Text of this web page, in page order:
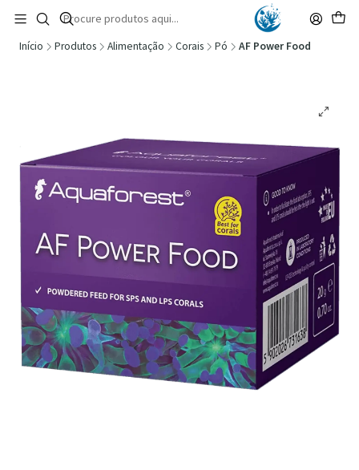
🚚 Portugal Continental: Portes Grátis desde 149,90€ (Envio extresso: 14,90€)
Ler mais
Início Produtos Alimentação Corais Pó AF Power Food